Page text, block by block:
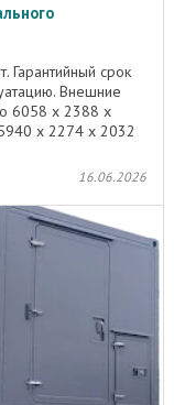
Гарантийный срок
Внешние
6058 х 2388 х
х 2274 х 2032
16.06.2026